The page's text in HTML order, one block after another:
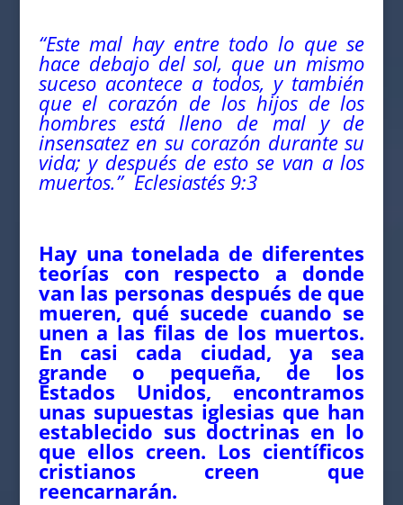
“Este mal hay entre todo lo que se
hace debajo del sol, que un mismo
suceso acontece a todos, y también
que el corazón de los hijos de los
hombres está lleno de mal y de
insensatez en su corazón durante su
vida; y después de esto se van a los
muertos.” Eclesiastés 9:3
Hay una tonelada de diferentes
teorías con respecto a donde
van las personas después de que
mueren, qué sucede cuando se
unen a las filas de los muertos.
En casi cada ciudad, ya sea
grande o pequeña, de los
Estados Unidos, encontramos
unas supuestas iglesias que han
establecido sus doctrinas en lo
que ellos creen. Los científicos
cristianos creen que
reencarnarán.